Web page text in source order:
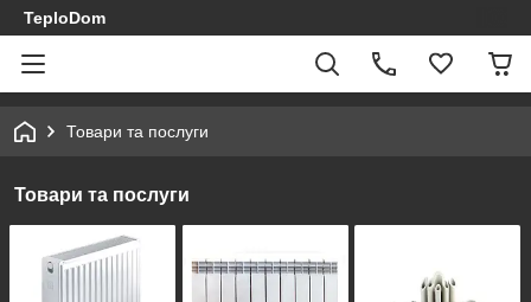
TeploDom
Товари та послуги
Товари та послуги